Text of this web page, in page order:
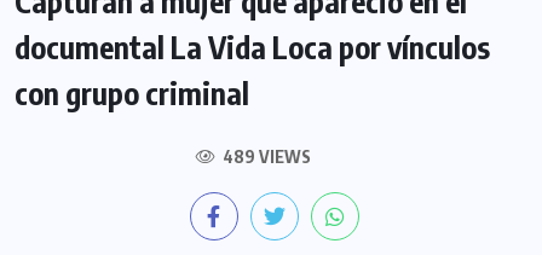
documental La Vida Loca por vínculos
con grupo criminal
489 VIEWS